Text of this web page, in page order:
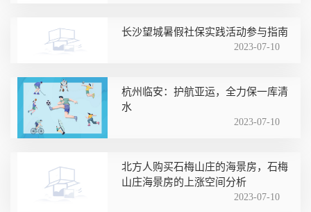
长沙望城暑假社保实践活动参与指南
2023-07-10
杭州临安：护航亚运，全力保一库清
水
2023-07-10
北方人购买石梅山庄的海景房，石梅
山庄海景房的上涨空间分析
2023-07-10